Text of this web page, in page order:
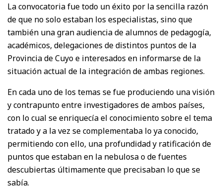
La convocatoria fue todo un éxito por la sencilla razón
de que no solo estaban los especialistas, sino que
también una gran audiencia de alumnos de pedagogía,
académicos, delegaciones de distintos puntos de la
Provincia de Cuyo e interesados en informarse de la
situación actual de la integración de ambas regiones.
En cada uno de los temas se fue produciendo una visión
y contrapunto entre investigadores de ambos países,
con lo cual se enriquecía el conocimiento sobre el tema
tratado y a la vez se complementaba lo ya conocido,
permitiendo con ello, una profundidad y ratificación de
puntos que estaban en la nebulosa o de fuentes
descubiertas últimamente que precisaban lo que se
sabía.